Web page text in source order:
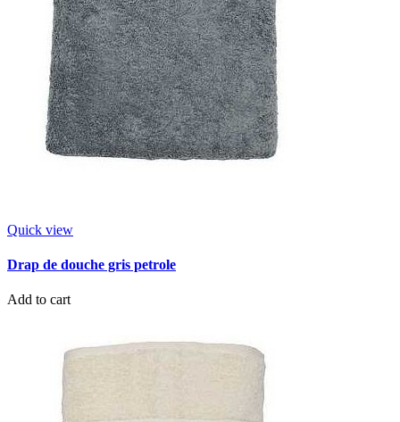
Quick view
Drap de douche gris petrole
Add to cart